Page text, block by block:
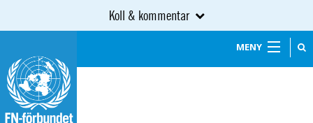
Koll & kommentar
MENY